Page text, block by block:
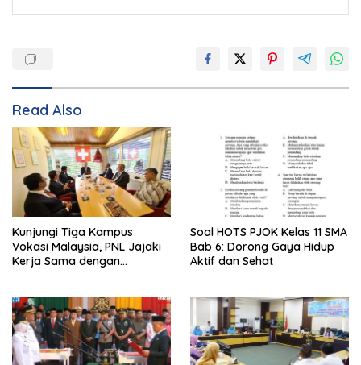
Read Also
Kunjungi Tiga Kampus
Vokasi Malaysia, PNL Jajaki
Kerja Sama dengan
Soal HOTS PJOK Kelas 11 SMA
Bab 6: Dorong Gaya Hidup
Aktif dan Sehat